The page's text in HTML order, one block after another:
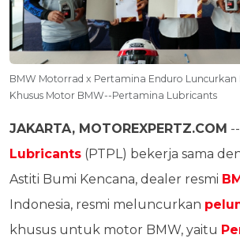
BMW Motorrad x Pertamina Enduro
Khusus Motor BMW--Pertamina Lubricants
JAKARTA, MOTOREXPERTZ.COM
Lubricants (PTPL) bekerja sama
Astiti Bumi Kencana, dealer resmi
Indonesia, resmi meluncurkan
khusus untuk motor BMW, yaitu